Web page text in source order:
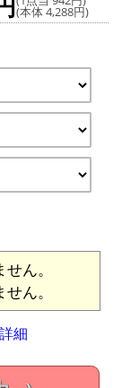
(本体 4,288円)
ん。
ん。
詳細